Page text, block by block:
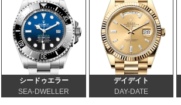
シードゥエラー
SEA-DWELLER
デイデイト
DAY-DATE